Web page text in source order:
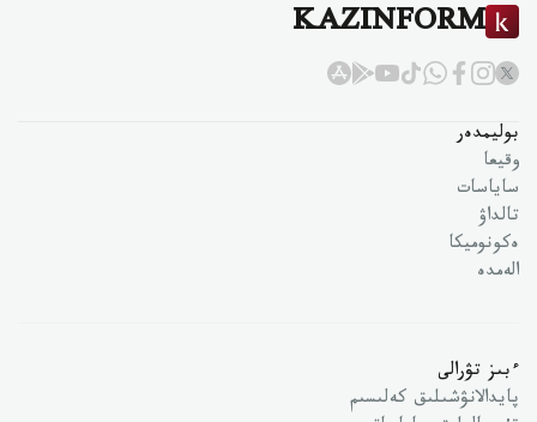
KAZINFORM
بوليمدەر
وقيعا
ساياسات
تالداۋ
ەكونوميكا
الەمدە
ءبىز تۋرالى
پايدالانۋشىلىق كەلىسىم